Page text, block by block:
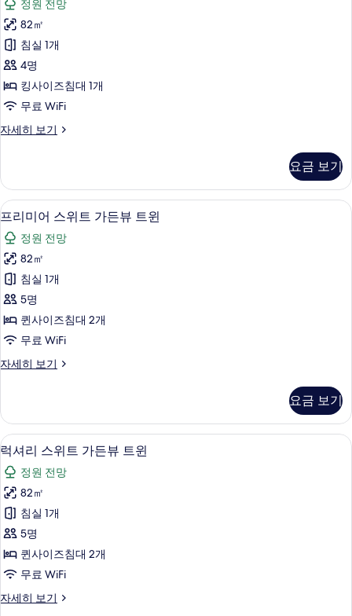
진
모
두
보
기
든
뷰
트
윈
자
세
히
보
미
어
스
위
트
가
든
킹
사
진
모
두
보
기
정원 전망
82㎡
침실 1개
4명
킹사이즈침대 1개
무료 WiFi
자세히 보기
프
스
위
트
든
뷰
킹
자
세
히
보
기
요금 보기
프
리
미
어
스
위
트
가
든
트
윈
사
진
모
두
보
기
8
프리미어 스위트 가든뷰 트윈
정원 전망
82㎡
침실 1개
5명
퀸사이즈침대 2개
무료 WiFi
자세히 보기
프
스
위
트
가
든
뷰
트
윈
자
세
히
보
요금 보기
럭
셔
리
스
위
트
가
든
뷰
10
럭셔리 스위트 가든뷰 트윈
정원 전망
82㎡
침실 1개
5명
퀸사이즈침대 2개
무료 WiFi
자세히 보기
럭